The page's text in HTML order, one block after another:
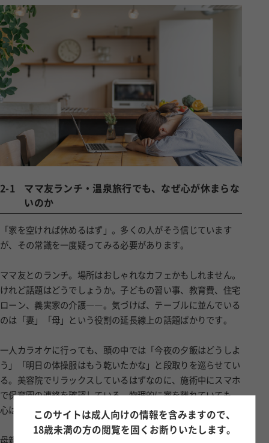
2-1
ママ友ランチ・温泉旅行でも、なぜ心が休まらな
いのか
「家を空ければ休めるはず」。多くの人がそう信じています
が、その常識を一度疑ってみる必要があります。
ママ友とのランチ。場所はおしゃれなカフェかもしれません。
けれど話題はどうでしょうか。子どもの習い事、教育費、住宅
ローン、義実家の介護――。気づけば、テーブルに並んでいる
のは「妻」「母」という役割の延長線上の話題ばかりです。
一人カラオケに行っても、頭の中では「今夜の夕飯はどうしよ
う」「明日の体操服はもう乾いたかな」と段取りを巡らせてい
る。美容院でリラックスしているはずなのに、施術中にスマホ
で保育園の連絡を確認している。物理的に家を離れていても、
心はずっと家にあるのです。
母親業の難しさは「終わりがない」ことにあります。退勤時刻
このサイトは成人向けの情報を含みますので、
18歳未満の方の閲覧を固くお断りいたします。